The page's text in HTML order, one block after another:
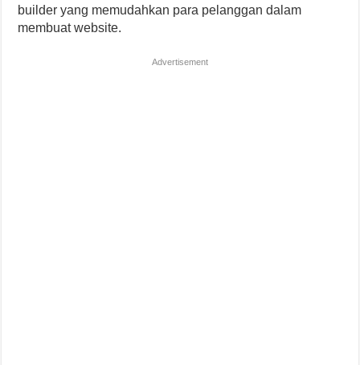
builder yang memudahkan para pelanggan dalam
membuat website.
Advertisement